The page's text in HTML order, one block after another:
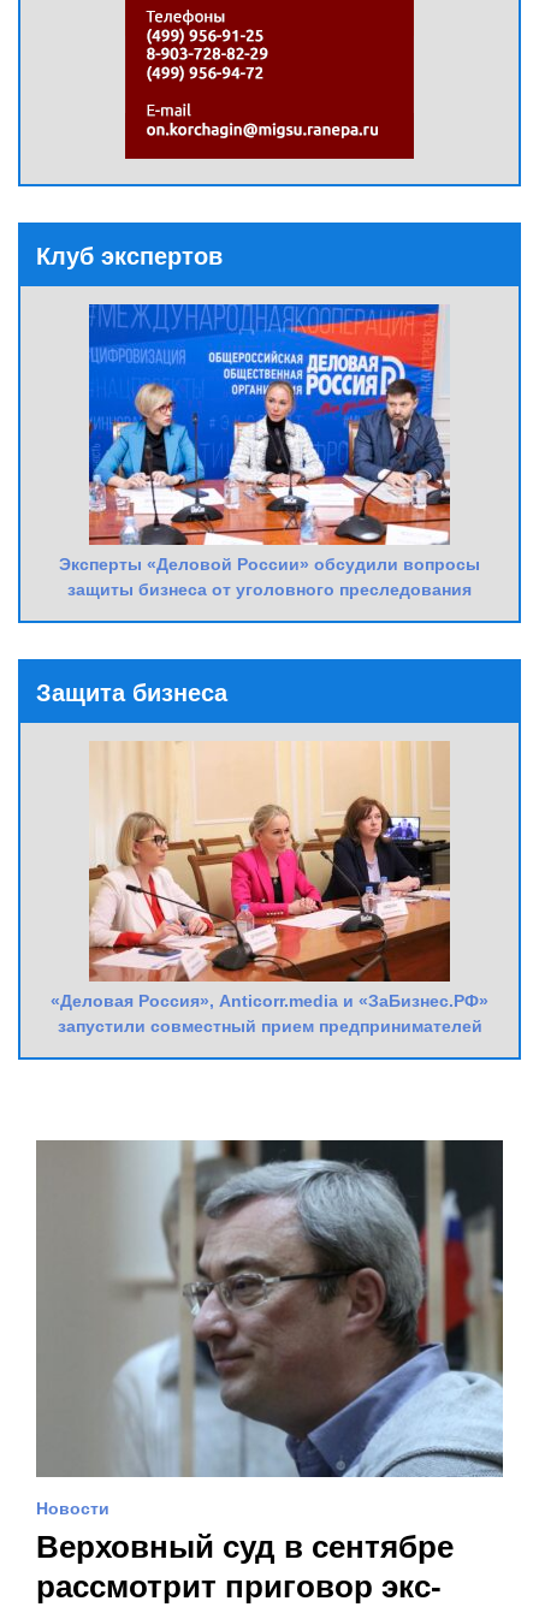
Клуб экспертов
Эксперты «Деловой России» обсудили вопросы
защиты бизнеса от уголовного преследования
Защита бизнеса
«Деловая Россия», Anticorr.media и «ЗаБизнес.РФ»
запустили совместный прием предпринимателей
Новости
Верховный суд в сентябре
рассмотрит приговор экс-